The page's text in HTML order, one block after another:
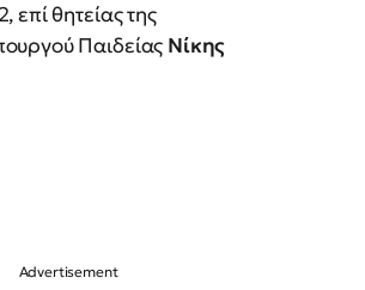
επί θητείας της
Παιδείας Νίκης